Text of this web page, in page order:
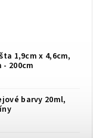
1,9cm x 4,6cm,
- 200cm
barvy 20ml,